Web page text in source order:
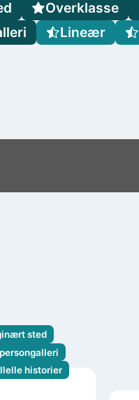
Overklasse
Lineær
sted
historier